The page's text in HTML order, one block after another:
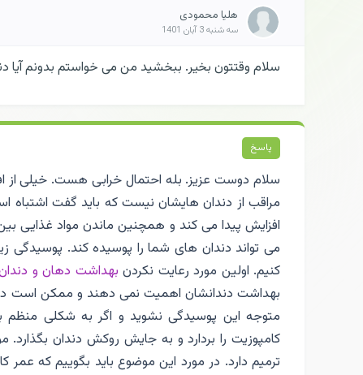
هلیا محمودی
سه شنبه 3 آبان 1401
سلام وقتتون بخیر. ببخشید من می خواستم بدونم آیا
پاسخ
سلام دوست عزیز. بله احتمال خرابی هست. خیلی از
مراقب از دندان هایشان نیست که باید گفت اشتباه
افزایش پیدا می کند و همچنین ماندن مواد غذایی
می تواند دندان های شما را پوسیده کند. پوسیدگی
کنیم. اولین مورد رعایت نکردن بهداشت دهان و
بهداشت دندانشان اهمیت نمی دهند و ممکن است
متوجه این پوسیدگی نشوید و اگر به شکلی
کامپوزیت را بردارد و به جایش روکش دندان
ترمیم دارد. در مورد این موضوع باید بگوییم که